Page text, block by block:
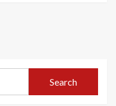
Search